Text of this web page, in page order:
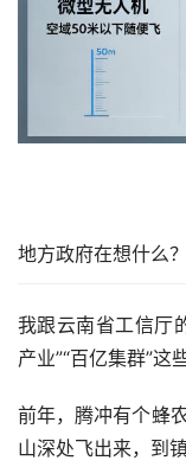
地方政府在想什么？
我跟云南省工信厅
产业”“百亿集群”这
前年，腾冲有个蜂
山深处飞出来，到